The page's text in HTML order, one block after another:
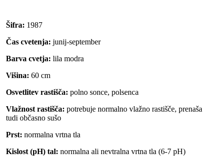
Šifra: 1987
Čas cvetenja: junij-september
Barva cvetja: lila modra
Višina: 60 cm
Osvetlitev rastišča: polno sonce, polsenca
Vlažnost rastišča: potrebuje normalno vlažno rastišče, prenaša
tudi občasno sušo
Prst: normalna vrtna tla
Kislost (pH) tal: normalna ali nevtralna vrtna tla (6-7 pH)